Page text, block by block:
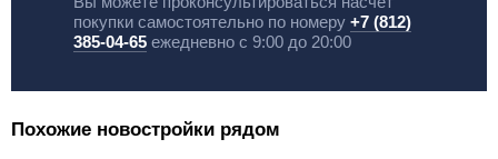
покупки самостоятельно по номеру +7 (812)
385-04-65ежедневно с 9:00 до 20:00
Похожие новостройки рядом